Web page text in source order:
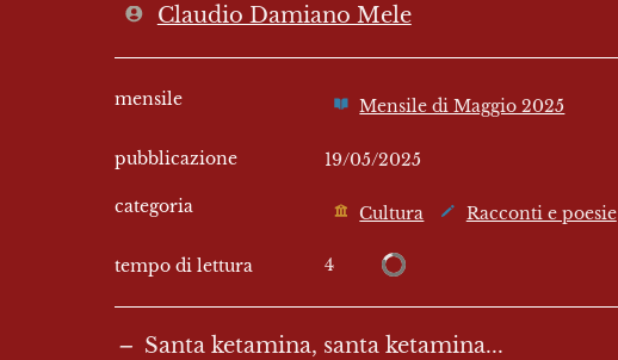
Claudio Damiano Mele
mensile Mensile di Maggio 2025
pubblicazione 19/05/2025
categoria Cultura Racconti e poesie
tempo di lettura 4
– Santa ketamina, santa ketamina...